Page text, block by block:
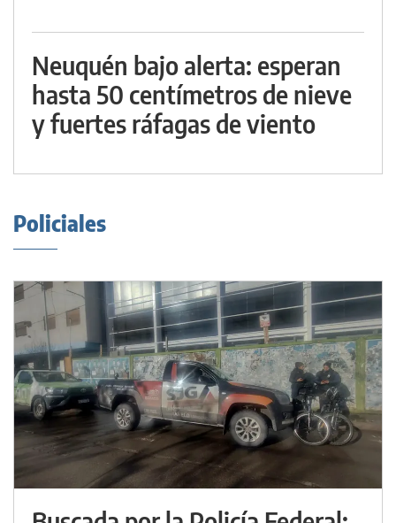
Neuquén bajo alerta: esperan
hasta 50 centímetros de nieve
y fuertes ráfagas de viento
Policiales